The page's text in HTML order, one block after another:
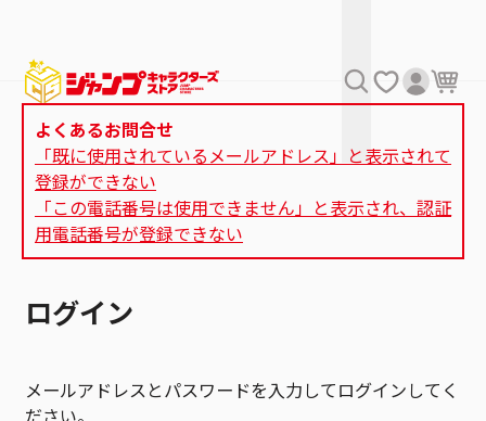
よくあるお問合せ
「既に使用されているメールアドレス」と表示されて
登録ができない
「この電話番号は使用できません」と表示され、認証
用電話番号が登録できない
ログイン
メールアドレスとパスワードを入力してログインしてく
ださい。